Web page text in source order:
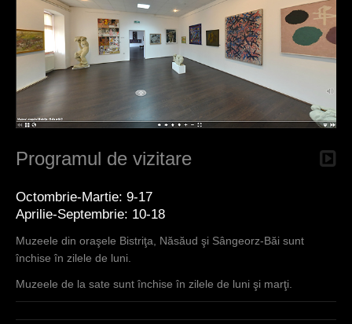
Programul de vizitare
Octombrie-Martie: 9-17
Aprilie-Septembrie: 10-18
Muzeele din oraşele Bistriţa, Năsăud şi Sângeorz-Băi sunt
închise în zilele de luni.
Muzeele de la sate sunt închise în zilele de luni şi marţi.